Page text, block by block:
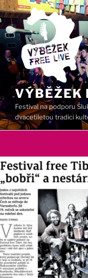
Přejít
k
obsahu
webu
VÝBĚŽEK
Festival na podporu
dvacetiletou tradici